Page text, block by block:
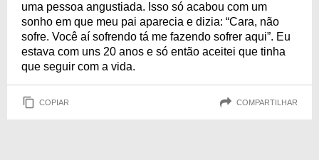
uma pessoa angustiada. Isso só acabou com um
sonho em que meu pai aparecia e dizia: “Cara, não
sofre. Você aí sofrendo tá me fazendo sofrer aqui”. Eu
estava com uns 20 anos e só então aceitei que tinha
que seguir com a vida.
COPIAR COMPARTILHAR